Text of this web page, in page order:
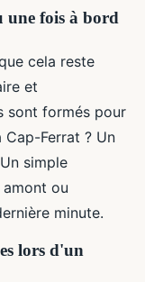
une fois à bord
cela reste
et
sont formés pour
Cap-Ferrat ? Un
simple
ou
minute.
lors d'un